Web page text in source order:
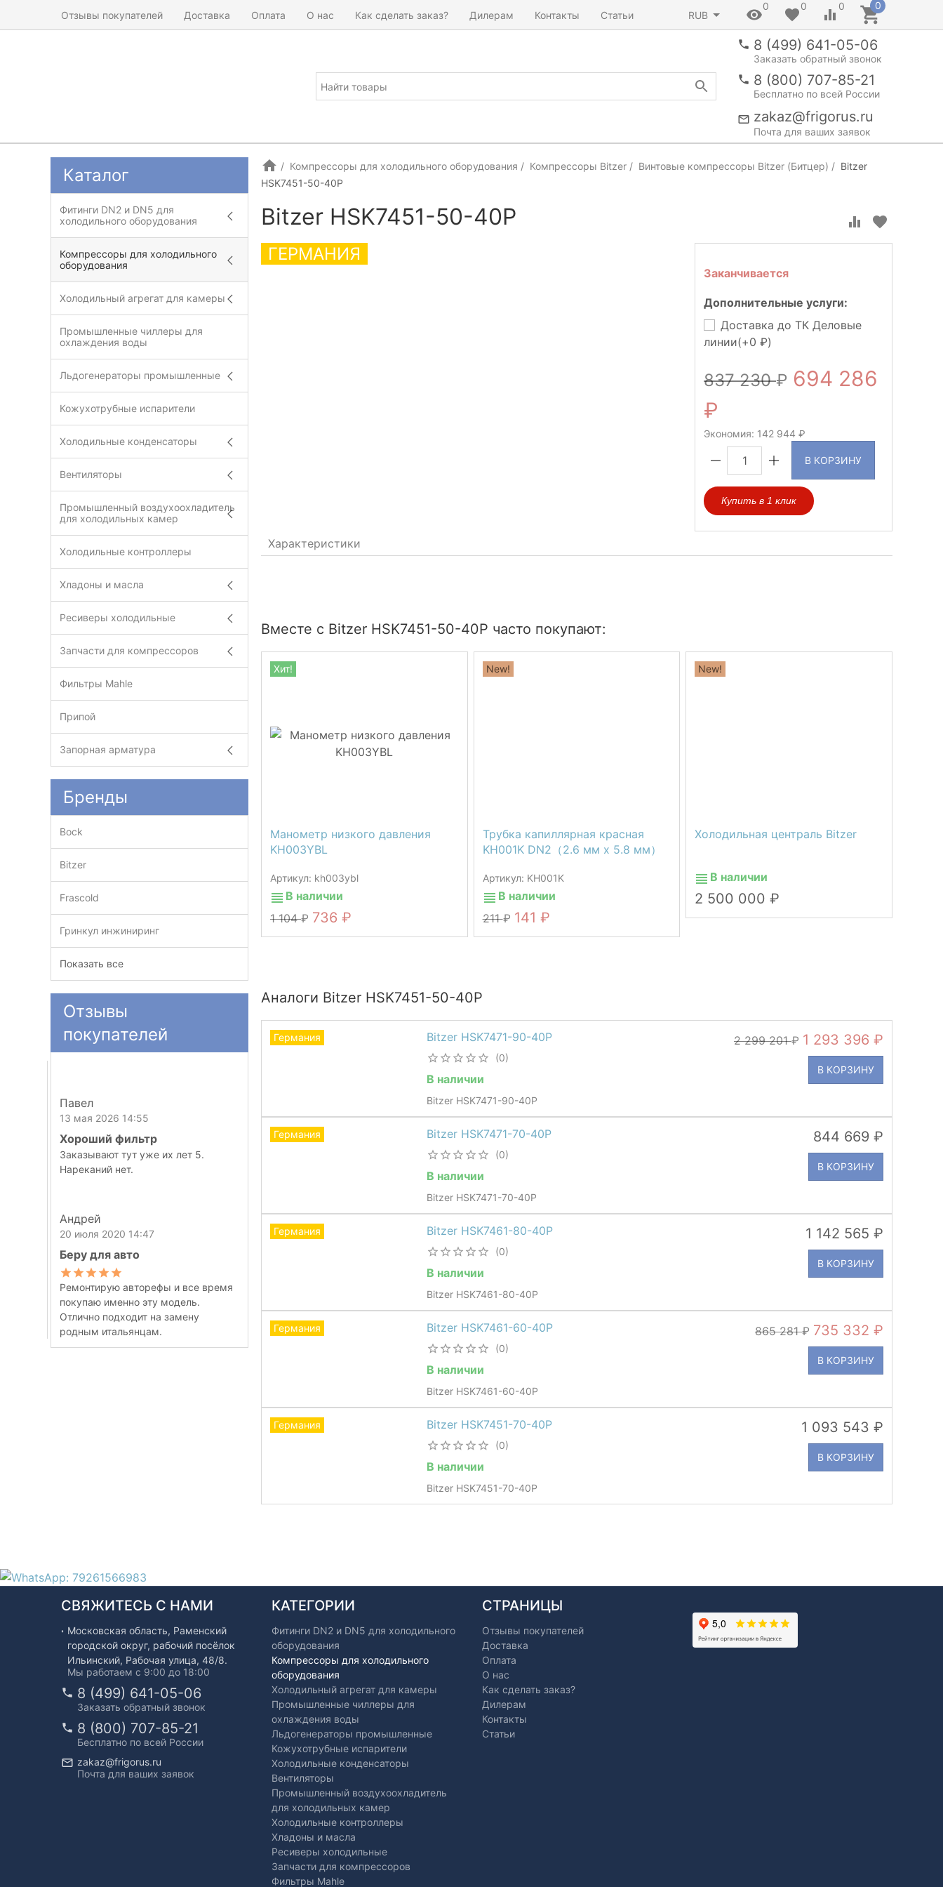
Отзывы покупателей Доставка Оплата О нас Как сделать заказ? Дилерам Контакты Статьи RUB
0 0 0 0
8 (499) 641-05-06
Заказать обратный звонок
8 (800) 707-85-21
Бесплатно по всей России
zakaz@frigorus.ru
Почта для ваших заявок
Компрессоры для холодильного оборудования Компрессоры Bitzer Винтовые компрессоры Bitzer (Битцер)
Bitzer
HSK7451-50-40P
Bitzer HSK7451-50-40P
ГЕРМАНИЯ
Заканчивается
Дополнительные услуги:
Доставка до ТК Деловые
линии(+0 )
837 230 694 286
Экономия: 142 944
В КОРЗИНУ
Купить в 1 клик
Характеристики
Вместе с Bitzer HSK7451-50-40P часто покупают:
Манометр низкого давления
KH003YBL
Артикул: kh003ybl
В наличии
1 104
736
Хит!
Трубка капиллярная красная
KH001K DN2（2.6 мм х 5.8 мм）
Артикул: KH001K
В наличии
211
141
New!
Холодильная централь Bitzer
В наличии
2 500 000
New!
Аналоги Bitzer HSK7451-50-40P
Bitzer HSK7471-90-40P
(0)
В наличии
Bitzer HSK7471-90-40P
2 299 201 1 293 396
В КОРЗИНУ
Германия
Bitzer HSK7471-70-40P
(0)
В наличии
Bitzer HSK7471-70-40P
844 669
В КОРЗИНУ
Германия
Bitzer HSK7461-80-40P
(0)
В наличии
Bitzer HSK7461-80-40P
1 142 565
В КОРЗИНУ
Германия
Bitzer HSK7461-60-40P
(0)
В наличии
Bitzer HSK7461-60-40P
865 281 735 332
В КОРЗИНУ
Германия
Bitzer HSK7451-70-40P
(0)
В наличии
Bitzer HSK7451-70-40P
1 093 543
В КОРЗИНУ
Германия
Каталог
Фитинги DN2 и DN5 для
холодильного оборудования
Компрессоры для холодильного
оборудования
Холодильный агрегат для камеры
Промышленные чиллеры для
охлаждения воды
Льдогенераторы промышленные
Кожухотрубные испарители
Холодильные конденсаторы
Вентиляторы
Промышленный воздухоохладитель
для холодильных камер
Холодильные контроллеры
Хладоны и масла
Ресиверы холодильные
Запчасти для компрессоров
Фильтры Mahle
Припой
Запорная арматура
Бренды
Bock
Bitzer
Frascold
Гринкул инжиниринг
Показать все
Отзывы
покупателей
Павел
13 мая 2026 14:55
Хороший фильтр
Заказывают тут уже их лет 5.
Нареканий нет.
Андрей
20 июля 2020 14:47
Беру для авто
Ремонтирую авторефы и все время
покупаю именно эту модель.
Отлично подходит на замену
родным итальянцам.
СВЯЖИТЕСЬ С НАМИ
Московская область, Раменский
городской округ, рабочий посёлок
Ильинский, Рабочая улица, 48/8.
Мы работаем с 9:00 до 18:00
8 (499) 641-05-06
Заказать обратный звонок
8 (800) 707-85-21
Бесплатно по всей России
zakaz@frigorus.ru
Почта для ваших заявок
КАТЕГОРИИ
Фитинги DN2 и DN5 для холодильного
оборудования
Компрессоры для холодильного
оборудования
Холодильный агрегат для камеры
Промышленные чиллеры для
охлаждения воды
Льдогенераторы промышленные
Кожухотрубные испарители
Холодильные конденсаторы
Вентиляторы
Промышленный воздухоохладитель
для холодильных камер
Холодильные контроллеры
Хладоны и масла
Ресиверы холодильные
Запчасти для компрессоров
Фильтры Mahle
СТРАНИЦЫ
Отзывы покупателей
Доставка
Оплата
О нас
Как сделать заказ?
Дилерам
Контакты
Статьи